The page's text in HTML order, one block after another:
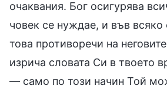
очаквания. Бог осигурява
човек се нуждае, и във
това противоречи на
изрича словата Си в твоето
— само по този начин Той